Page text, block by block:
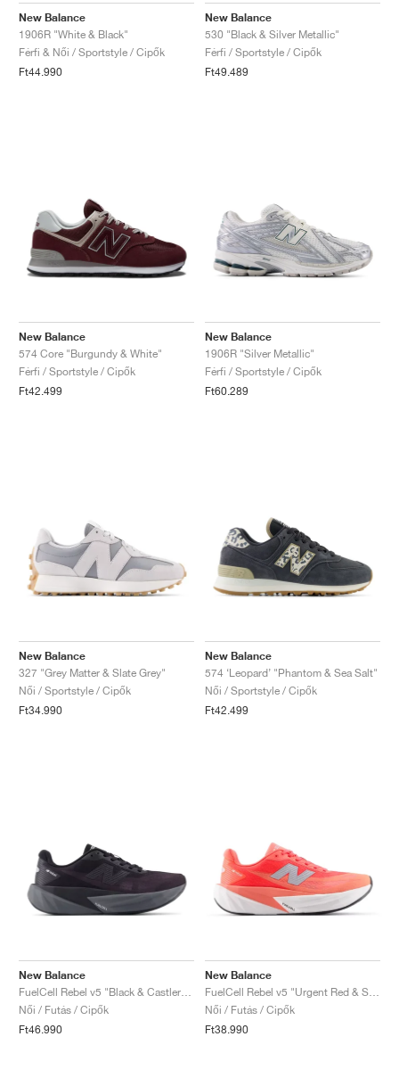
New Balance
1906R "White & Black"
Férfi & Női / Sportstyle / Cipők
Ft44.990
New Balance
530 "Black & Silver Metallic"
Férfi / Sportstyle / Cipők
Ft49.489
New Balance
574 Core "Burgundy & White"
Férfi / Sportstyle / Cipők
Ft42.499
New Balance
1906R "Silver Metallic"
Férfi / Sportstyle / Cipők
Ft60.289
New Balance
327 "Grey Matter & Slate Grey"
Női / Sportstyle / Cipők
Ft34.990
New Balance
574 ‘Leopard’ "Phantom & Sea Salt"
Női / Sportstyle / Cipők
Ft42.499
New Balance
Női / Futás / Cipők
Ft46.990
New Balance
Női / Futás / Cipők
Ft38.990